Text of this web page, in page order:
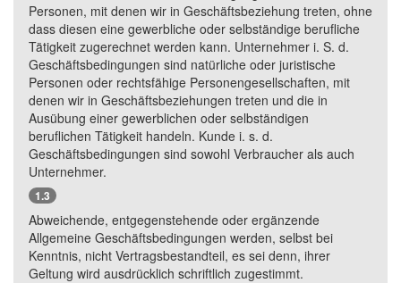
Personen, mit denen wir in Geschäftsbeziehung treten, ohne
dass diesen eine gewerbliche oder selbständige berufliche
Tätigkeit zugerechnet werden kann. Unternehmer i. S. d.
Geschäftsbedingungen sind natürliche oder juristische
Personen oder rechtsfähige Personengesellschaften, mit
denen wir in Geschäftsbeziehungen treten und die in
Ausübung einer gewerblichen oder selbständigen
beruflichen Tätigkeit handeln. Kunde i. s. d.
Geschäftsbedingungen sind sowohl Verbraucher als auch
Unternehmer.
1.3
Abweichende, entgegenstehende oder ergänzende
Allgemeine Geschäftsbedingungen werden, selbst bei
Kenntnis, nicht Vertragsbestandteil, es sei denn, ihrer
Geltung wird ausdrücklich schriftlich zugestimmt.